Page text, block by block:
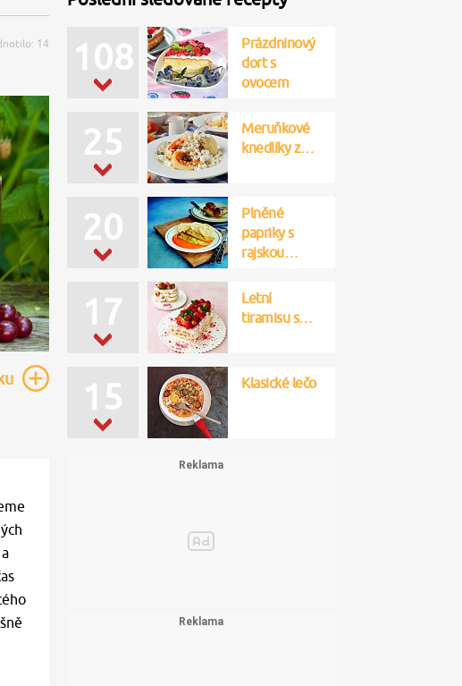
14 108
Prázdninový
dort s
ovocem
25
Meruňkové
knedlíky z…
20
Plněné
papriky s
rajskou…
17
Letní
tiramisu s…
15 Klasické lečo